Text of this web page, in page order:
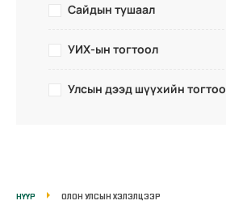
Сайдын тушаал
УИХ-ын тогтоол
Улсын дээд шүүхийн
НҮҮР ОЛОН УЛСЫН ХЭЛЭЛЦЭЭР